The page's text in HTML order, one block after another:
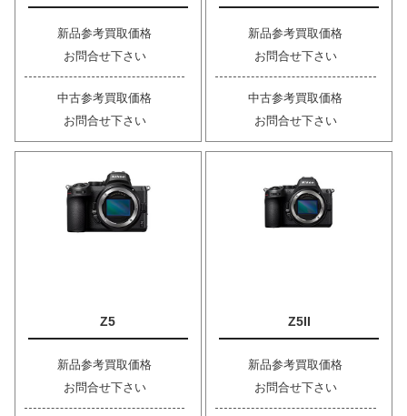
新品参考買取価格
お問合せ下さい
中古参考買取価格
お問合せ下さい
新品参考買取価格
お問合せ下さい
中古参考買取価格
お問合せ下さい
Z5
新品参考買取価格
お問合せ下さい
Z5II
新品参考買取価格
お問合せ下さい